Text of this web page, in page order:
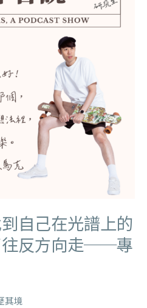
到自己在光譜上的
往反方向走──專
其境